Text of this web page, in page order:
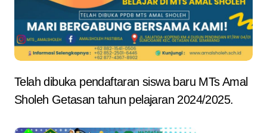
Telah dibuka pendaftaran siswa baru MTs Amal
Sholeh Getasan tahun pelajaran 2024/2025.